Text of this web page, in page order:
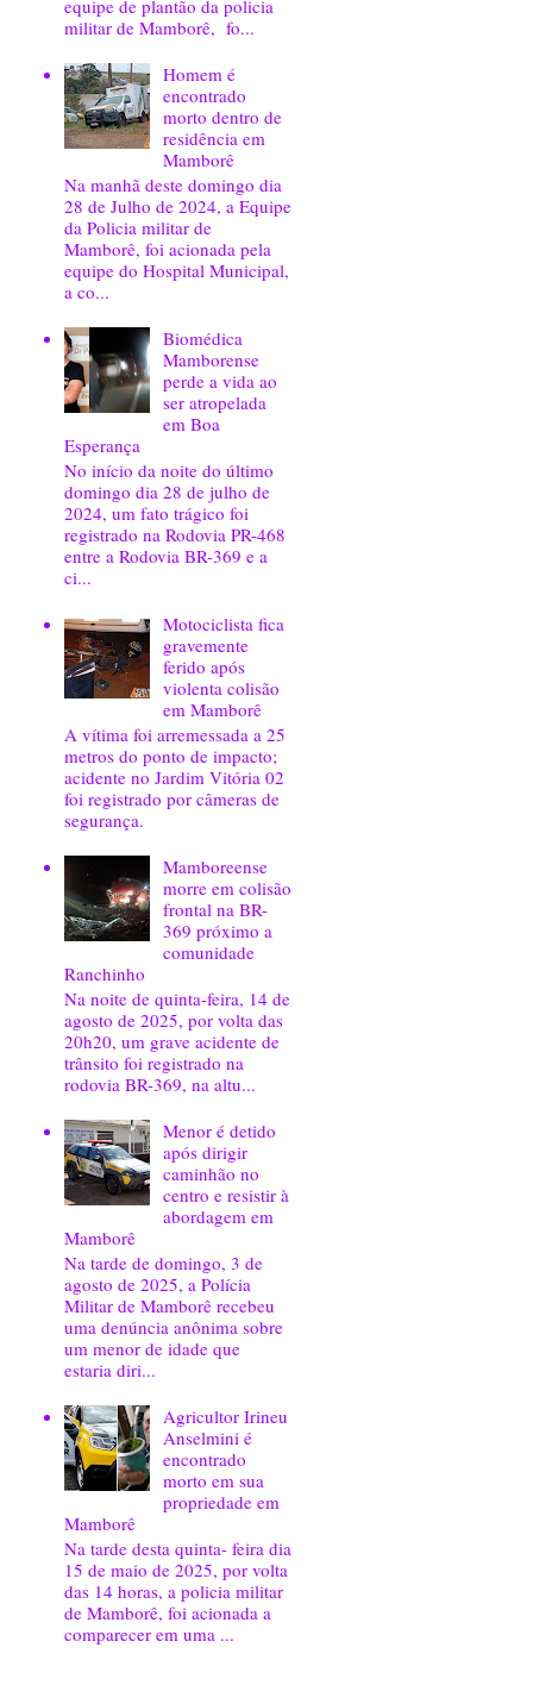
equipe de plantão da policia
militar de Mamborê, fo...
Homem é
encontrado
morto dentro de
residência em
Mamborê
Na manhã deste domingo dia
28 de Julho de 2024, a Equipe
da Policia militar de
Mamborê, foi acionada pela
equipe do Hospital Municipal,
a co...
Biomédica
Mamborense
perde a vida ao
ser atropelada
em Boa
Esperança
No início da noite do último
domingo dia 28 de julho de
2024, um fato trágico foi
registrado na Rodovia PR-468
entre a Rodovia BR-369 e a
ci...
Motociclista fica
gravemente
ferido após
violenta colisão
em Mamborê
A vítima foi arremessada a 25
metros do ponto de impacto;
acidente no Jardim Vitória 02
foi registrado por câmeras de
segurança.
Mamboreense
morre em colisão
frontal na BR-
369 próximo a
comunidade
Ranchinho
Na noite de quinta-feira, 14 de
agosto de 2025, por volta das
20h20, um grave acidente de
trânsito foi registrado na
rodovia BR-369, na altu...
Menor é detido
após dirigir
caminhão no
centro e resistir à
abordagem em
Mamborê
Na tarde de domingo, 3 de
agosto de 2025, a Polícia
Militar de Mamborê recebeu
uma denúncia anônima sobre
um menor de idade que
estaria diri...
Agricultor Irineu
Anselmini é
encontrado
morto em sua
propriedade em
Mamborê
Na tarde desta quinta- feira dia
15 de maio de 2025, por volta
das 14 horas, a policia militar
de Mamborê, foi acionada a
comparecer em uma ...